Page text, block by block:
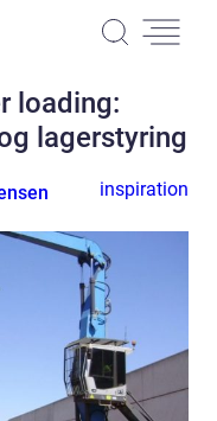
loading:
lagerstyring
inspiration